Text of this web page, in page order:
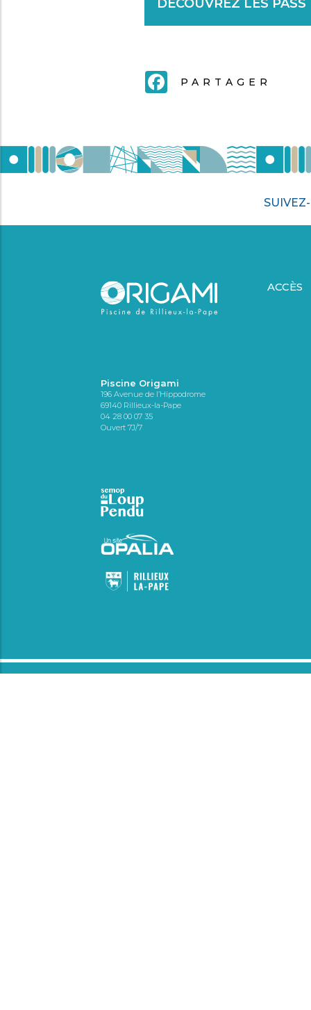
DÉCOUVREZ LES PASS
FACEBOOK
PARTAGER
Piscine Origami
196 Avenue de l’Hippodrome
69140 Rillieux-la-Pape
04 28 00 07 35
Ouvert 7J/7
ACCÈS